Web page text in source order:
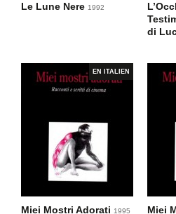
Le Lune Nere 1992
di
EN ITALIEN
Miei Mostri Adorati 1995 Miei